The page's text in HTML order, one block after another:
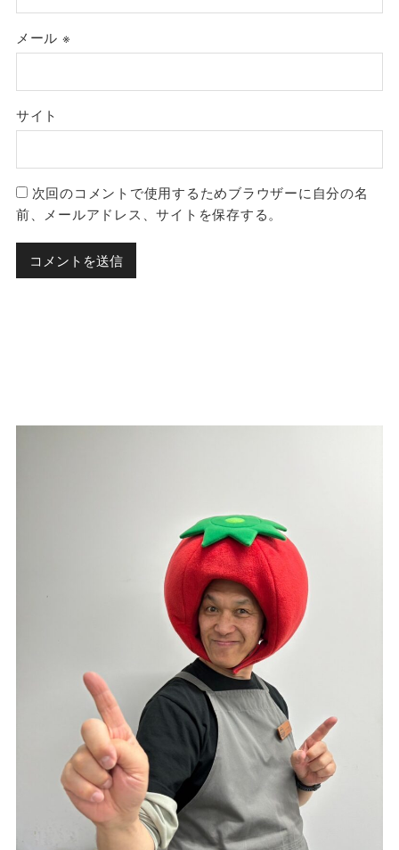
メール ※
サイト
次回のコメントで使用するためブラウザーに自分の名
前、メールアドレス、サイトを保存する。